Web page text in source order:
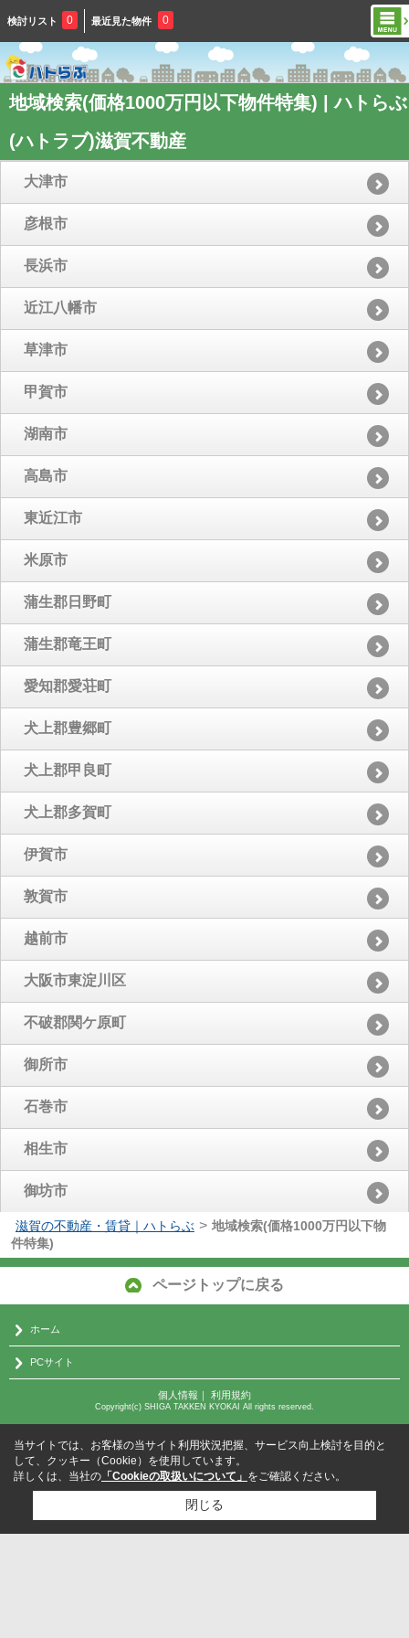
検討リスト 0 最近見た物件 0
地域検索(価格1000万円以下物件特集) | ハトらぶ
(ハトラブ)滋賀不動産
大津市
彦根市
長浜市
近江八幡市
草津市
甲賀市
湖南市
高島市
東近江市
米原市
蒲生郡日野町
蒲生郡竜王町
愛知郡愛荘町
犬上郡豊郷町
犬上郡甲良町
犬上郡多賀町
伊賀市
敦賀市
越前市
大阪市東淀川区
不破郡関ケ原町
御所市
石巻市
相生市
御坊市
滋賀の不動産・賃貸｜ハトらぶ > 地域検索(価格1000万円以下物
件特集)
ページトップに戻る
ホーム
PCサイト
個人情報 ｜ 利用規約
Copyright(c) SHIGA TAKKEN KYOKAI All rights reserved.
当サイトでは、お客様の当サイト利用状況把握、サービス向上検討を目的と
して、クッキー（Cookie）を使用しています。
詳しくは、当社の 「Cookieの取扱いについて」 をご確認ください。
閉じる